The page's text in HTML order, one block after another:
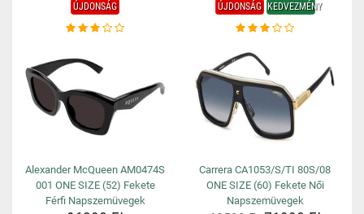
ÚJDONSÁG
Alexander McQueen AM0474S
001 ONE SIZE (52) Fekete
Férfi Napszemüvegek
ÚJDONSÁG KEDVEZMÉNY
Carrera CA1053/S/TI 80S/08
ONE SIZE (60) Fekete Női
Napszemüvegek